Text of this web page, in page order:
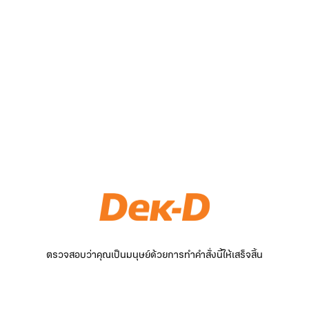
ตรวจสอบว่าคุณเป็นมนุษย์ด้วยการทำคำสั่งนี้ให้เสร็จสิ้น